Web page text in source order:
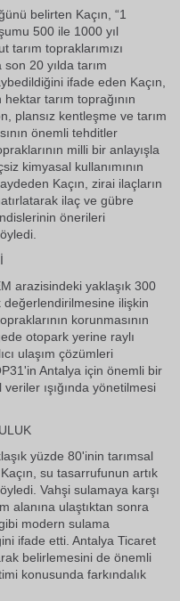
belirten Kaçın, “1
500 ile 1000 yıl
topraklarımızı
20 yılda tarım
ifade eden Kaçın,
tarım toprağının
plansız kentleşme ve tarım
önemli tehditler
milli bir anlayışla
kimyasal kullanımının
Kaçın, zirai ilaçların
ilaç ve gübre
önerileri
arazisindeki yaklaşık 300
değerlendirilmesine ilişkin
korunmasının
otopark yerine raylı
ulaşım çözümleri
Antalya için önemli bir
ışığında yönetilmesi
yüzde 80'inin tarımsal
su tasarrufunun artık
Vahşi sulamaya karşı
alanına ulaştıktan sonra
modern sulama
ifade etti. Antalya Ticaret
belirlemesini de önemli
konusunda farkındalık